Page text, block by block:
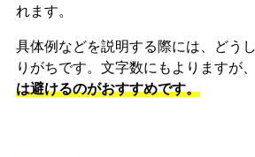
れます。
具体例などを説明する際には、どう
りがちです。文字数にもよりますが、
は避けるのがおすすめです。